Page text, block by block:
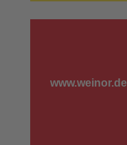
www.weinor.de